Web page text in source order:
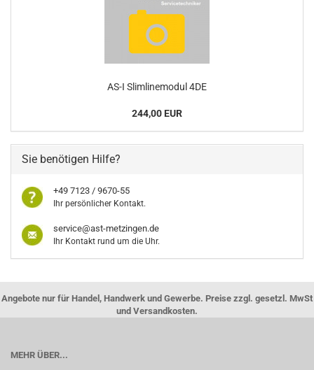
AS-I Slimlinemodul 4DE
244,00 EUR
Sie benötigen Hilfe?
+49 7123 / 9670-55
Ihr persönlicher Kontakt.
service@ast-metzingen.de
Ihr Kontakt rund um die Uhr.
Angebote nur für Handel, Handwerk und Gewerbe. Preise zzgl. gesetzl. MwSt
und Versandkosten.
MEHR ÜBER...